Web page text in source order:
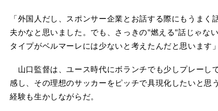
「外国人だし、スポンサー企業とお話する際にもうま
夫かなと思いました。でも、さっきの"燃える"話じゃな
タイプがベルマーレには少ないと考えたんだと思います
山口監督は、ユース時代にボランチでも少しプレーし
感し、その理想のサッカーをピッチで具現化したいと思
経験も生かしながらだ。